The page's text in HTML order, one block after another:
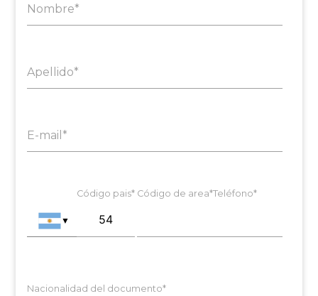
Nombre*
Apellido*
E-mail*
▼
Código pais* Código de area*Teléfono*
Nacionalidad del documento*